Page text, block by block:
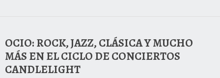
OCIO: ROCK, JAZZ, CLÁSICA Y MUCHO
MÁS EN EL CICLO DE CONCIERTOS
CANDLELIGHT